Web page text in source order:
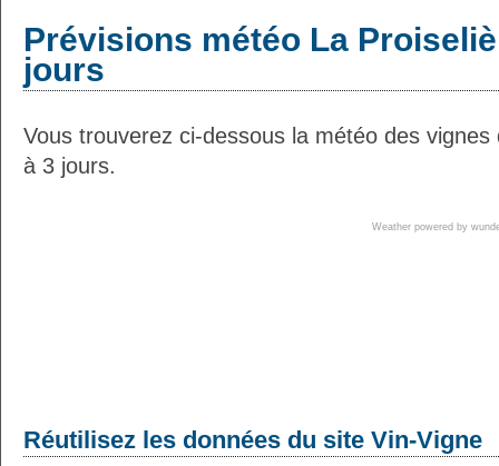
Prévisions météo La
jours
Vous trouverez ci-dessous la météo des
à 3 jours.
Weather powered by
Réutilisez les données du site Vin-Vigne